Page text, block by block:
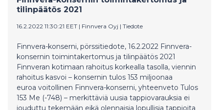
tilinpäätös 2021
16.2.2022 11:30:21 EET | Finnvera Oyj | Tiedote
Finnvera-konserni, pörssitiedote, 16.2.2022 Finnvera-
konsernin toimintakertomus ja tilinpäätös 2021
Finnveran kotimaan rahoitus korkealla tasolla, viennin
rahoitus kasvoi – konsernin tulos 153 miljoonaa
euroa voitollinen Finnvera-konserni, yhteenveto Tulos
153 Me (-748) – merkittäviä uusia tappiovarauksia ei
jouduttu tekemään eikä olennaisia lopullisia tappioita